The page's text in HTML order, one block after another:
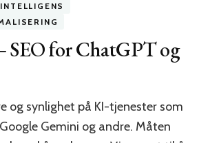
SEO for ChatGPT og
og synlighet på KI-tjenester som
Gemini og andre. Måten